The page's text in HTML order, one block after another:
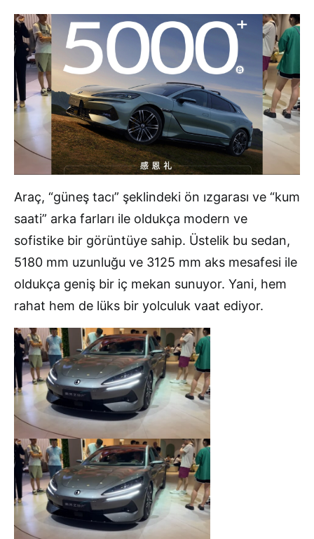
Araç, “güneş tacı” şeklindeki ön ızgarası ve “kum
saati” arka farları ile oldukça modern ve
sofistike bir görüntüye sahip. Üstelik bu sedan,
5180 mm uzunluğu ve 3125 mm aks mesafesi ile
oldukça geniş bir iç mekan sunuyor. Yani, hem
rahat hem de lüks bir yolculuk vaat ediyor.